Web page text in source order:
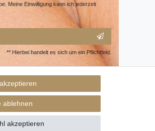
ablehnen
akzeptieren
Meine Einwilligung kann ich jederzeit
** Hierbei handelt es sich um ein Pflichtfeld.